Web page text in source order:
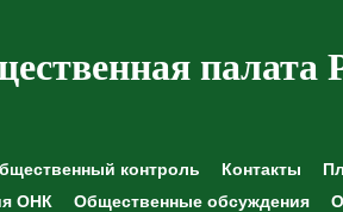
палата
контроль Контакты
ОНК Общественные обсуждения